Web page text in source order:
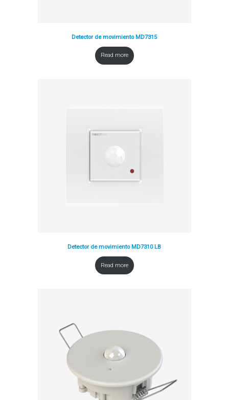
Detector de movimiento MD7315
Read more
Detector de movimiento MD7310 LB
Read more